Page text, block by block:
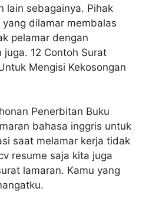
lain sebagainya. Pihak
dilamar membalas
pelamar dengan
12 Contoh Surat
Mengisi Kekosongan
Penerbitan Buku
bahasa inggris untuk
saat melamar kerja tidak
resume saja kita juga
lamaran. Kamu yang